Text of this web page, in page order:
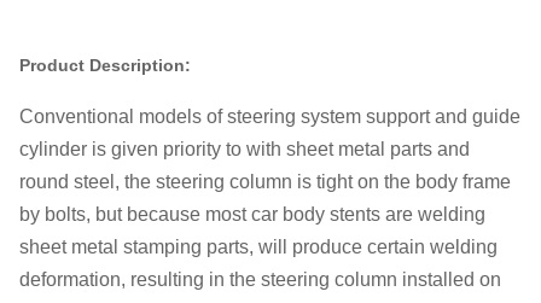
Product Description:
Conventional models of steering system support and guide
cylinder is given priority to with sheet metal parts and
round steel, the steering column is tight on the body frame
by bolts, but because most car body stents are welding
sheet metal stamping parts, will produce certain welding
deformation, resulting in the steering column installed on